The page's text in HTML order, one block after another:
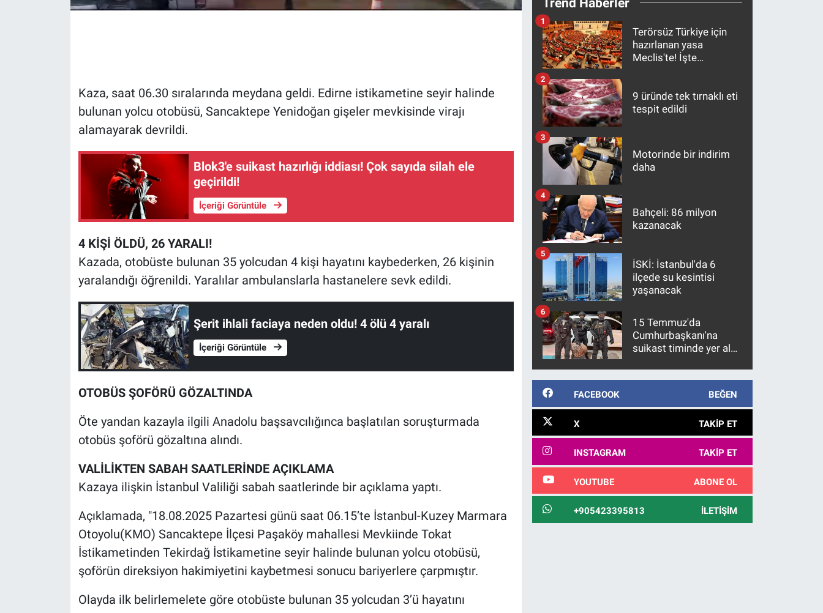
Kaza, saat 06.30 sıralarında meydana geldi. Edirne istikametine seyir halinde
bulunan yolcu otobüsü, Sancaktepe Yenidoğan gişeler mevkisinde virajı
alamayarak devrildi.
Blok3'e suikast hazırlığı iddiası! Çok sayıda silah ele
geçirildi!
İçeriği Görüntüle
4 KİŞİ ÖLDÜ, 26 YARALI!
Kazada, otobüste bulunan 35 yolcudan 4 kişi hayatını kaybederken, 26 kişinin
yaralandığı öğrenildi. Yaralılar ambulanslarla hastanelere sevk edildi.
Şerit ihlali faciaya neden oldu! 4 ölü 4 yaralı
İçeriği Görüntüle
OTOBÜS ŞOFÖRÜ GÖZALTINDA
Öte yandan kazayla ilgili Anadolu başsavcılığınca başlatılan soruşturmada
otobüs şoförü gözaltına alındı.
VALİLİKTEN SABAH SAATLERİNDE AÇIKLAMA
Kazaya ilişkin İstanbul Valiliği sabah saatlerinde bir açıklama yaptı.
Açıklamada, "18.08.2025 Pazartesi günü saat 06.15’te İstanbul-Kuzey Marmara
Otoyolu(KMO) Sancaktepe İlçesi Paşaköy mahallesi Mevkiinde Tokat
İstikametinden Tekirdağ İstikametine seyir halinde bulunan yolcu otobüsü,
şoförün direksiyon hakimiyetini kaybetmesi sonucu bariyerlere çarpmıştır.
Olayda ilk belirlemelete göre otobüste bulunan 35 yolcudan 3’ü hayatını
Terörsüz Türkiye için
hazırlanan yasa
Meclis'te! İşte
1
9 üründe tek tırnaklı eti
tespit edildi
2
Motorinde bir indirim
daha
3
Bahçeli: 86 milyon
kazanacak
4
İSKİ: İstanbul'da 6
ilçede su kesintisi
yaşanacak
5
15 Temmuz'da
Cumhurbaşkanı'na
suikast timinde yer alan
10 yıl sonra yakalandı
6
FACEBOOK BEĞEN
X TAKIP ET
INSTAGRAM TAKIP ET
YOUTUBE ABONE OL
+905423395813 İLETIŞIM
Kültür Sanat
Ne demişti
Programlar
Türkiye'nin Geleceği
Türkiye'nin Gündemi
Yerel Gündem
Yerel Yaşam